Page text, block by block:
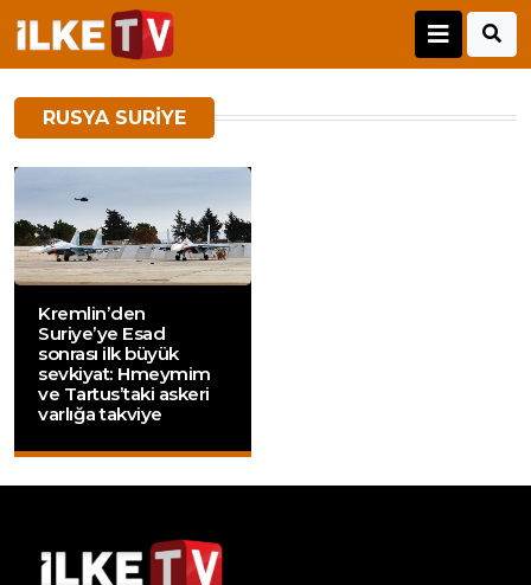
RUSYA SURIYE
Kremlin’den
Suriye’ye Esad
sonrası ilk büyük
sevkiyat: Hmeymim
ve Tartus’taki askeri
varlığa takviye